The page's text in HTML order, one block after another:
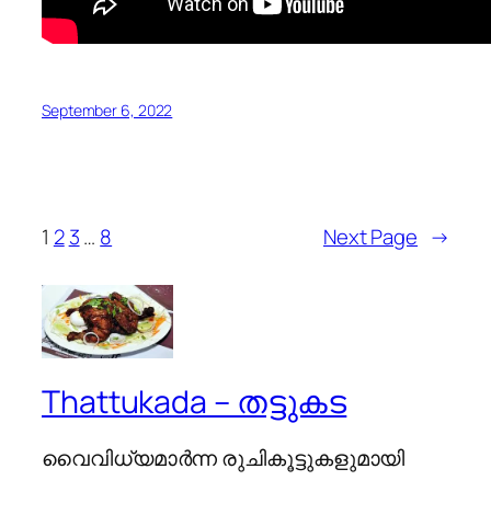
September 6, 2022
1 2 3… 8 Next Page →
Thattukada – തട്ടുകട
വൈവിധ്യമാര്‍ന്ന രുചികൂട്ടുകളുമായി